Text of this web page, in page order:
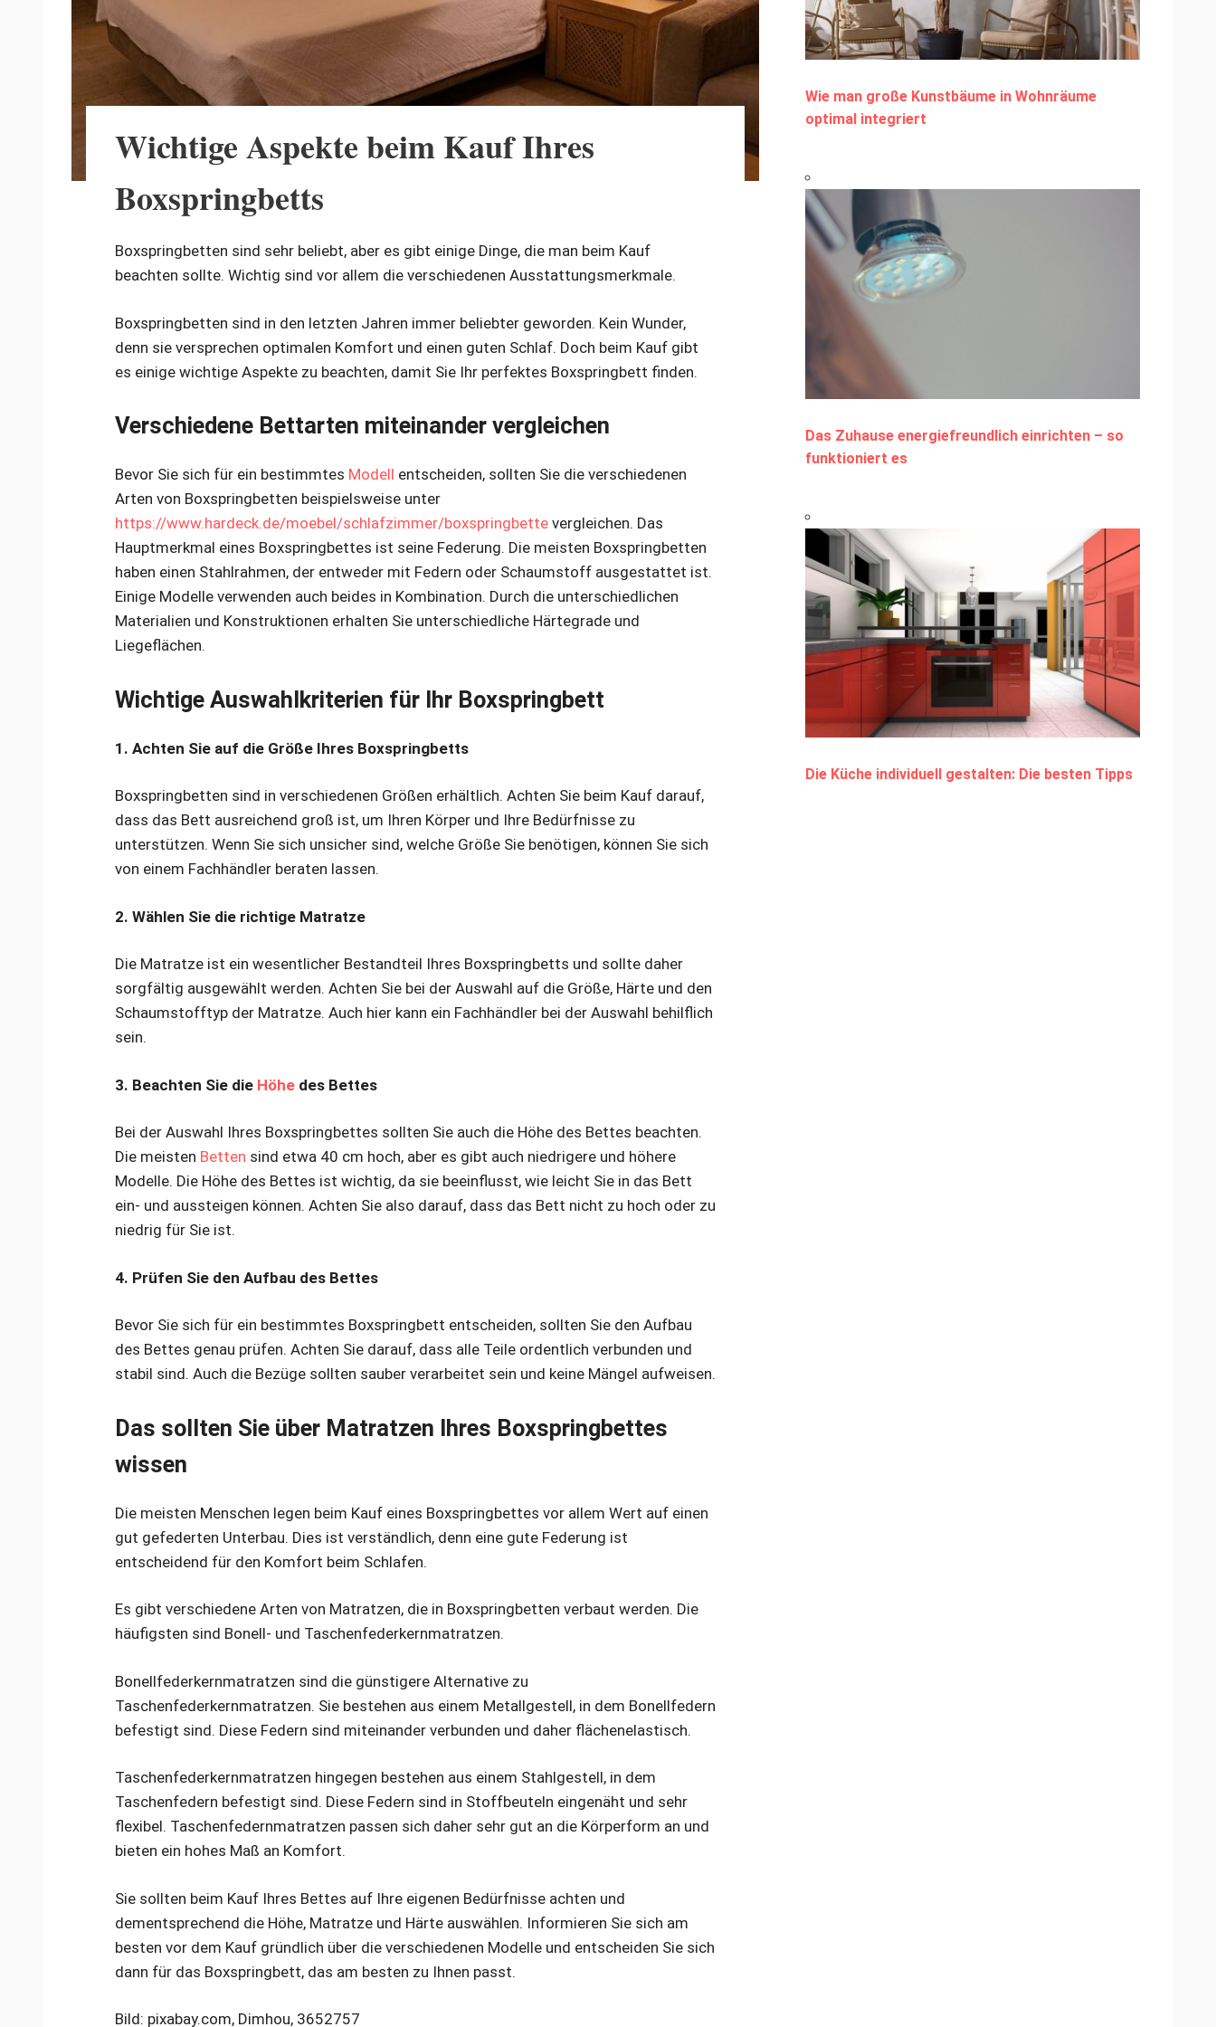
Wichtige Aspekte beim Kauf Ihres
Boxspringbetts
Boxspringbetten sind sehr beliebt, aber es gibt einige Dinge, die man beim Kauf
beachten sollte. Wichtig sind vor allem die verschiedenen Ausstattungsmerkmale.
Boxspringbetten sind in den letzten Jahren immer beliebter geworden. Kein Wunder,
denn sie versprechen optimalen Komfort und einen guten Schlaf. Doch beim Kauf gibt
es einige wichtige Aspekte zu beachten, damit Sie Ihr perfektes Boxspringbett finden.
Verschiedene Bettarten miteinander vergleichen
Bevor Sie sich für ein bestimmtes Modell entscheiden, sollten Sie die verschiedenen
Arten von Boxspringbetten beispielsweise unter
https://www.hardeck.de/moebel/schlafzimmer/boxspringbette vergleichen. Das
Hauptmerkmal eines Boxspringbettes ist seine Federung. Die meisten Boxspringbetten
haben einen Stahlrahmen, der entweder mit Federn oder Schaumstoff ausgestattet ist.
Einige Modelle verwenden auch beides in Kombination. Durch die unterschiedlichen
Materialien und Konstruktionen erhalten Sie unterschiedliche Härtegrade und
Liegeflächen.
Wichtige Auswahlkriterien für Ihr Boxspringbett
1. Achten Sie auf die Größe Ihres Boxspringbetts
Boxspringbetten sind in verschiedenen Größen erhältlich. Achten Sie beim Kauf darauf,
dass das Bett ausreichend groß ist, um Ihren Körper und Ihre Bedürfnisse zu
unterstützen. Wenn Sie sich unsicher sind, welche Größe Sie benötigen, können Sie sich
von einem Fachhändler beraten lassen.
2. Wählen Sie die richtige Matratze
Die Matratze ist ein wesentlicher Bestandteil Ihres Boxspringbetts und sollte daher
sorgfältig ausgewählt werden. Achten Sie bei der Auswahl auf die Größe, Härte und den
Schaumstofftyp der Matratze. Auch hier kann ein Fachhändler bei der Auswahl behilflich
sein.
3. Beachten Sie die Höhe des Bettes
Bei der Auswahl Ihres Boxspringbettes sollten Sie auch die Höhe des Bettes beachten.
Die meisten Betten sind etwa 40 cm hoch, aber es gibt auch niedrigere und höhere
Modelle. Die Höhe des Bettes ist wichtig, da sie beeinflusst, wie leicht Sie in das Bett
ein- und aussteigen können. Achten Sie also darauf, dass das Bett nicht zu hoch oder zu
niedrig für Sie ist.
4. Prüfen Sie den Aufbau des Bettes
Bevor Sie sich für ein bestimmtes Boxspringbett entscheiden, sollten Sie den Aufbau
des Bettes genau prüfen. Achten Sie darauf, dass alle Teile ordentlich verbunden und
stabil sind. Auch die Bezüge sollten sauber verarbeitet sein und keine Mängel aufweisen.
Das sollten Sie über Matratzen Ihres Boxspringbettes
wissen
Die meisten Menschen legen beim Kauf eines Boxspringbettes vor allem Wert auf einen
gut gefederten Unterbau. Dies ist verständlich, denn eine gute Federung ist
entscheidend für den Komfort beim Schlafen.
Es gibt verschiedene Arten von Matratzen, die in Boxspringbetten verbaut werden. Die
häufigsten sind Bonell- und Taschenfederkernmatratzen.
Bonellfederkernmatratzen sind die günstigere Alternative zu
Taschenfederkernmatratzen. Sie bestehen aus einem Metallgestell, in dem Bonellfedern
befestigt sind. Diese Federn sind miteinander verbunden und daher flächenelastisch.
Taschenfederkernmatratzen hingegen bestehen aus einem Stahlgestell, in dem
Taschenfedern befestigt sind. Diese Federn sind in Stoffbeuteln eingenäht und sehr
flexibel. Taschenfedernmatratzen passen sich daher sehr gut an die Körperform an und
bieten ein hohes Maß an Komfort.
Sie sollten beim Kauf Ihres Bettes auf Ihre eigenen Bedürfnisse achten und
dementsprechend die Höhe, Matratze und Härte auswählen. Informieren Sie sich am
besten vor dem Kauf gründlich über die verschiedenen Modelle und entscheiden Sie sich
dann für das Boxspringbett, das am besten zu Ihnen passt.
Bild: pixabay.com, Dimhou, 3652757
Wie man große Kunstbäume in Wohnräume
optimal integriert
Das Zuhause energiefreundlich einrichten – so
funktioniert es
Die Küche individuell gestalten: Die besten Tipps